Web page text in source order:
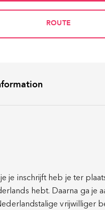
ROUTE
je inschrijft heb je ter
hebt. Daarna ga je
vrijwilliger